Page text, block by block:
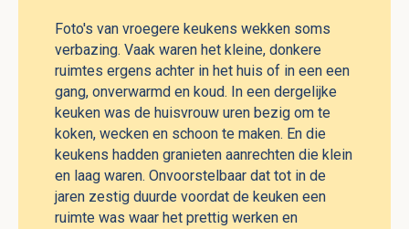
Foto's van vroegere keukens wekken soms
verbazing. Vaak waren het kleine, donkere
ruimtes ergens achter in het huis of in een een
gang, onverwarmd en koud. In een dergelijke
keuken was de huisvrouw uren bezig om te
koken, wecken en schoon te maken. En die
keukens hadden granieten aanrechten die klein
en laag waren. Onvoorstelbaar dat tot in de
jaren zestig duurde voordat de keuken een
ruimte was waar het prettig werken en